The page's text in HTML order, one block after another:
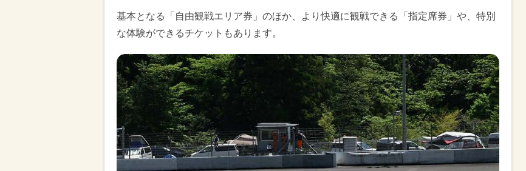
基本となる「自由観戦エリア券」のほか、より快適に観戦できる「指定席券」や、特別
な体験ができるチケットもあります。